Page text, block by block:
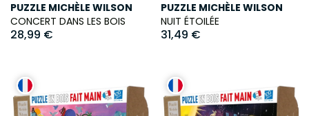
PUZZLE MICHÈLE WILSON
CONCERT DANS LES BOIS
28,99 €
PUZZLE MICHÈLE WILSON
NUIT ÉTOILÉE
31,49 €